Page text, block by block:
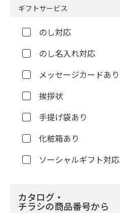
ギフトサービス
のし対応
のし名入れ対応
メッセージカードあり
挨拶状
手提げ袋あり
化粧箱あり
ソーシャルギフト対応
カタログ・
チラシの商品番号から